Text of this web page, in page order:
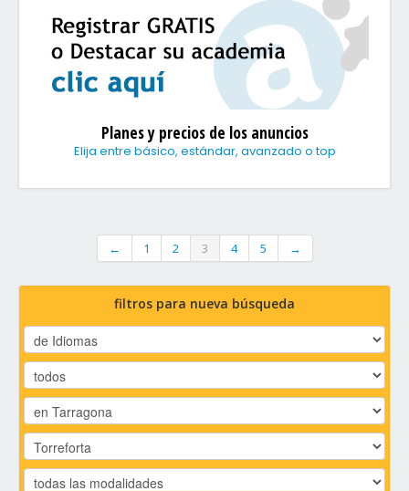
Planes y precios de los anuncios
Elija entre básico, estándar, avanzado o top
← 1 2 3 4 5 →
filtros para nueva búsqueda